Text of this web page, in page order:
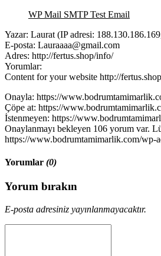
WP Mail SMTP Test Email
Yazar: Laurat (IP adresi:
E-posta: Lauraaaa@gmail.com
Adres: http://fertus.shop/info/
Yorumlar:
Content for your website http://
Onayla: https://
Çöpe at: https://
İstenmeyen: https://
Onaylanmayı bekleyen 106 yorum var.
https://www.bodrumtamimarlik.com/wp-
Yorumlar (0)
Yorum bırakın
E-posta adresiniz yayınlanmayacaktır.